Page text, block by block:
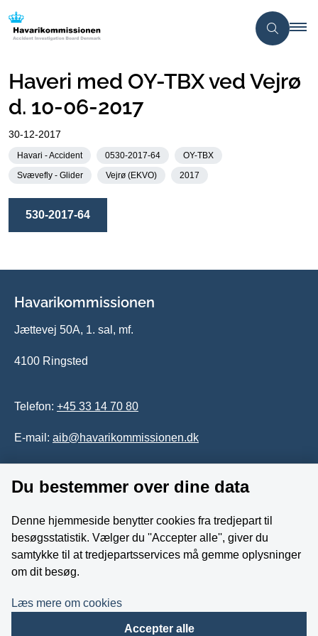
Haveri med OY-TBX ved Vejrø
d. 10-06-2017
30-12-2017
Havari - Accident 0530-2017-64
OY-TBX
Svævefly - Glider
Vejrø (EKVO) 2017
530-2017-64
Havarikommissionen
Jættevej 50A, 1. sal, mf.
4100 Ringsted
Telefon: +45 33 14 70 80
E-mail: aib@havarikommissionen.dk
Tilgængelighedserklæring
Whistleblowerordning
Følg os på YouTube
Du bestemmer over dine data
Denne hjemmeside benytter cookies fra tredjepart til
besøgsstatistik. Vælger du ''Accepter alle'', giver du
samtykke til at tredjepartsservices må gemme oplysninger
om dit besøg.
Læs mere om cookies
Accepter alle